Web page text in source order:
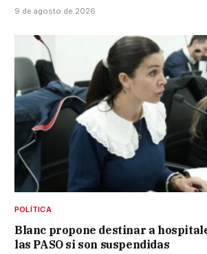
9 de agosto de 2026
POLÍTICA
Blanc propone destinar a
las PASO si son suspendidas